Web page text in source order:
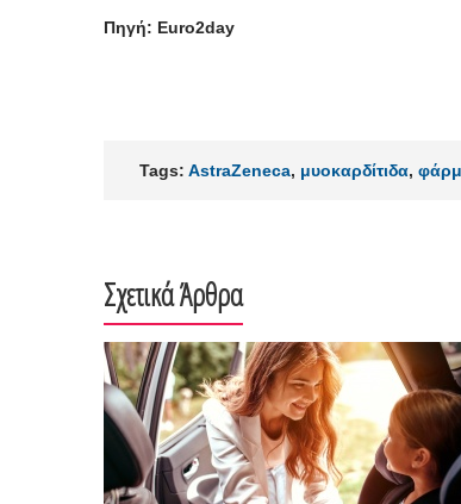
Πηγή: Euro2day
Tags: AstraZeneca, μυοκαρδίτιδα,
Σχετικά Άρθρα